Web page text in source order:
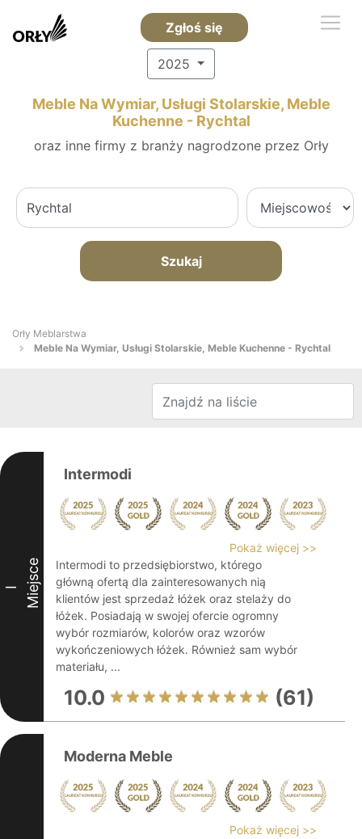
Zgłoś się
2025
Meble Na Wymiar, Usługi Stolarskie, Meble
Kuchenne - Rychtal
oraz inne firmy z branży nagrodzone przez Orły
Szukaj
Orły Meblarstwa
Meble Na Wymiar, Usługi Stolarskie, Meble Kuchenne - Rychtal
I Miejsce
Intermodi
Pokaż więcej >>
Intermodi to przedsiębiorstwo, którego
główną ofertą dla zainteresowanych nią
klientów jest sprzedaż łóżek oraz stelaży do
łóżek. Posiadają w swojej ofercie ogromny
wybór rozmiarów, kolorów oraz wzorów
wykończeniowych łóżek. Również sam wybór
materiału, ...
10.0 (61)
Moderna Meble
Pokaż więcej >>